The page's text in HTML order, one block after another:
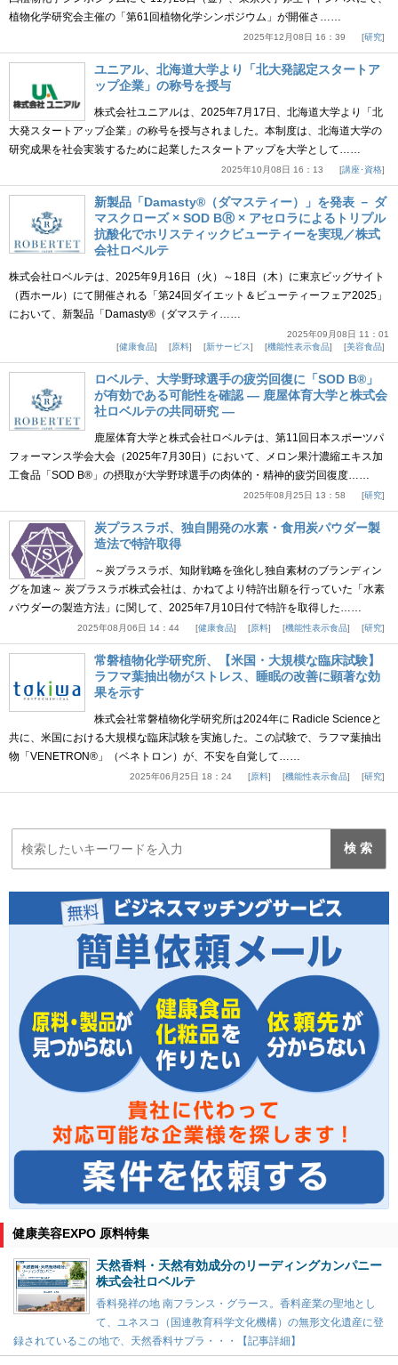
植物化学研究会主催の「第61回植物化学シンポジウム」が開催さ……
2025年12月08日 16：39 研究
ユニアル、北海道大学より「北大発認定スタートア
ップ企業」の称号を授与
株式会社ユニアルは、2025年7月17日、北海道大学より「北
大発スタートアップ企業」の称号を授与されました。本制度は、北海道大学の
研究成果を社会実装するために起業したスタートアップを大学として……
2025年10月08日 16：13 講座･資格
新製品「Damasty®（ダマスティー）」を発表 － ダ
マスクローズ × SOD BⓇ × アセロラによるトリプル
抗酸化でホリスティックビューティーを実現／株式
会社ロベルテ
株式会社ロベルテは、2025年9月16日（火）～18日（木）に東京ビッグサイト
（西ホール）にて開催される「第24回ダイエット＆ビューティーフェア2025」
において、新製品「Damasty®（ダマスティ……
2025年09月08日 11：01
健康食品
原料 新サービス 機能性表示食品 美容食品
ロベルテ、大学野球選手の疲労回復に「SOD B®」
が有効である可能性を確認 ― 鹿屋体育大学と株式会
社ロベルテの共同研究 ―
鹿屋体育大学と株式会社ロベルテは、第11回日本スポーツパ
フォーマンス学会大会（2025年7月30日）において、メロン果汁濃縮エキス加
工食品「SOD B®」の摂取が大学野球選手の肉体的・精神的疲労回復度……
2025年08月25日 13：58 研究
炭プラスラボ、独自開発の水素・食用炭パウダー製
造法で特許取得
～炭プラスラボ、知財戦略を強化し独自素材のブランディン
グを加速～ 炭プラスラボ株式会社は、かねてより特許出願を行っていた「水素
パウダーの製造方法」に関して、2025年7月10日付で特許を取得した……
2025年08月06日 14：44 健康食品 原料 機能性表示食品 研究
常磐植物化学研究所、【米国・大規模な臨床試験】
ラフマ葉抽出物がストレス、睡眠の改善に顕著な効
果を示す
株式会社常磐植物化学研究所は2024年に Radicle Scienceと
共に、米国における大規模な臨床試験を実施した。この試験で、ラフマ葉抽出
物「VENETRON®」（ベネトロン）が、不安を自覚して……
2025年06月25日 18：24 原料 機能性表示食品 研究
健康美容EXPO 原料特集
天然香料・天然有効成分のリーディングカンパニー
株式会社ロベルテ
香料発祥の地 南フランス・グラース。香料産業の聖地とし
て、ユネスコ（国連教育科学文化機構）の無形文化遺産に登
録されているこの地で、天然香料サプラ・・・【記事詳細】